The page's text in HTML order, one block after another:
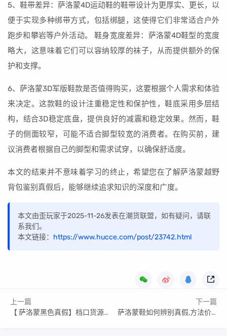
5、鞋带差异：萨洛蒙4D运动鞋的鞋带设计为更厚实、更长，以
便于实现多种绑带方式，包括绑腿，这使得它们非常适合户外
跑步和攀岩等户外活动。 鞋身宽度差异：萨洛蒙4D鞋型的宽度
略大，这意味着它们可以容纳较厚的袜子，从而提供额外的保
护和支撑。
6、萨洛蒙3D军版鞋款是否值得购买，这要根据个人需求和体验
来决定。这款鞋的设计注重稳定性和保护性，鞋底采用多层结
构，结合3D稳定底盘，提供良好的减震和稳定效果。然而，鞋
子的侧面较窄，可能不适合脚型较宽的消费者。在购买前，建
议消费者根据自己的脚型和需求试穿，以确保舒适度。
本文的结束并不意味着学习的终止，希望您在了解萨洛蒙越野
背包鉴别真假后，能够继续追求知识的深度和广度。
本文由歪玩家于2025-11-26发表在潮货联盟，如有疑问，请联
系我们。
本文链接： https://www.hucce.com/post/23742.html
上一篇
【 萨洛蒙黑色真假】档口货源微信
下一篇
萨洛蒙鞋如何辨别真假,方法价格一览表